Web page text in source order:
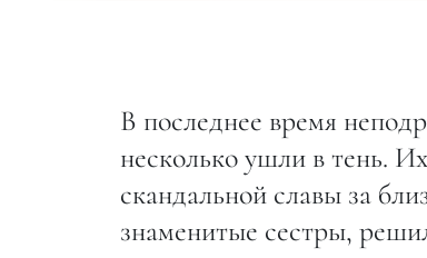
В последнее время
несколько ушли в тень.
скандальной славы за
знаменитые сестры,